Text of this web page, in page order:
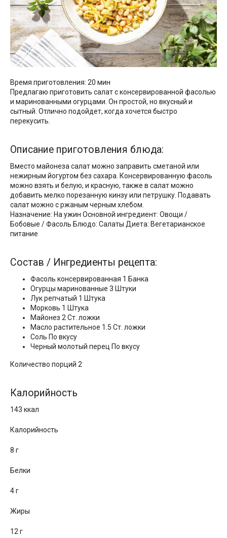
Время приготовления: 20 мин
Предлагаю приготовить салат с консервированной фасолью
и маринованными огурцами. Он простой, но вкусный и
сытный. Отлично подойдет, когда хочется быстро
перекусить.
Описание приготовления блюда:
Вместо майонеза салат можно заправить сметаной или
нежирным йогуртом без сахара. Консервированную фасоль
можно взять и белую, и красную, также в салат можно
добавить мелко порезанную кинзу или петрушку. Подавать
салат можно с ржаным черным хлебом.
Назначение: На ужин Основной ингредиент: Овощи /
Бобовые / Фасоль Блюдо: Салаты Диета: Вегетарианское
питание
Состав / Ингредиенты рецепта:
Фасоль консервированная 1 Банка
Огурцы маринованные 3 Штуки
Лук репчатый 1 Штука
Морковь 1 Штука
Майонез 2 Ст. ложки
Масло растительное 1.5 Ст. ложки
Соль По вкусу
Черный молотый перец По вкусу
Количество порций 2
Калорийность
143 ккал
Калорийность
8 г
Белки
4 г
Жиры
12 г